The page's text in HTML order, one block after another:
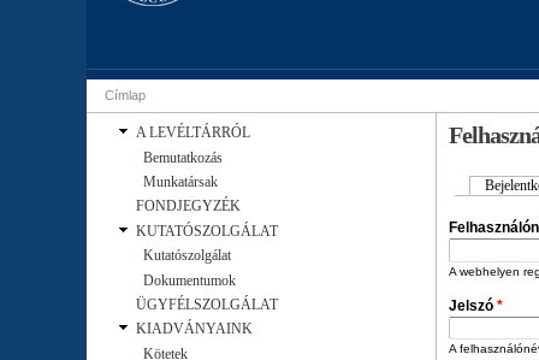
Jelenlegi hely
Címlap
A LEVÉLTÁRRÓL
Bemutatkozás
Munkatársak
FONDJEGYZÉK
KUTATÓSZOLGÁLAT
Kutatószolgálat
Dokumentumok
ÜGYFÉLSZOLGÁLAT
KIADVÁNYAINK
Kötetek
A webhelyen
Jelszó *
A